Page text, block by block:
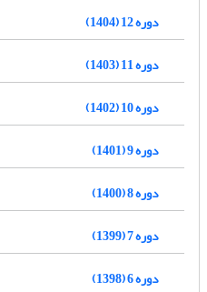
دوره 12 (1404)
دوره 11 (1403)
دوره 10 (1402)
دوره 9 (1401)
دوره 8 (1400)
دوره 7 (1399)
دوره 6 (1398)